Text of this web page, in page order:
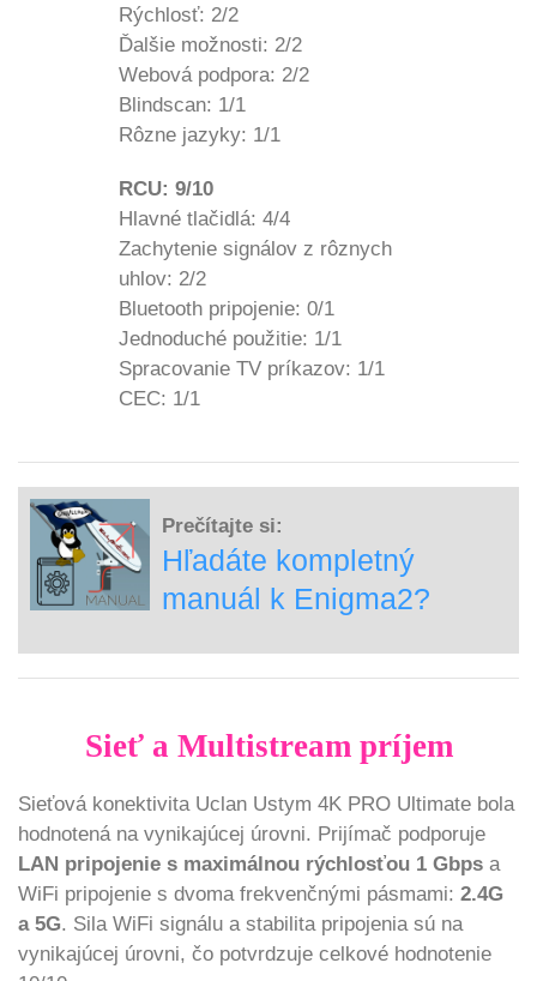
Rýchlosť: 2/2
Ďalšie možnosti: 2/2
Webová podpora: 2/2
Blindscan: 1/1
Rôzne jazyky: 1/1
RCU: 9/10
Hlavné tlačidlá: 4/4
Zachytenie signálov z rôznych
uhlov: 2/2
Bluetooth pripojenie: 0/1
Jednoduché použitie: 1/1
Spracovanie TV príkazov: 1/1
CEC: 1/1
Prečítajte si:
Hľadáte kompletný
manuál k Enigma2?
Sieť a Multistream príjem
Sieťová konektivita Uclan Ustym 4K PRO Ultimate bola
hodnotená na vynikajúcej úrovni. Prijímač podporuje
LAN pripojenie s maximálnou rýchlosťou 1 Gbps a
WiFi pripojenie s dvoma frekvenčnými pásmami: 2.4G
a 5G. Sila WiFi signálu a stabilita pripojenia sú na
vynikajúcej úrovni, čo potvrdzuje celkové hodnotenie